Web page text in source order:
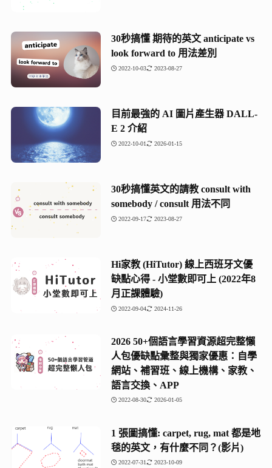
30秒搞懂 期待的英文 anticipate vs
look forward to 用法差別
2022-10-03 2023-08-27
目前最強的 AI 圖片產生器 DALL-
E 2 介紹
2022-10-01 2026-01-15
30秒搞懂英文的請教 consult with
somebody / consult 用法不同
2022-09-17 2023-08-27
Hi家教 (HiTutor) 線上西班牙文優
缺點心得 - 小堂數即可上 (2022年8
月正課體驗)
2022-09-04 2024-11-26
2026 50+個語言學習資源超完整懶
人包優缺點彙整與獨家優惠：自學
網站、補習班、線上機構、家教、
語言交換、APP
2022-08-30 2026-01-05
1 張圖搞懂: carpet, rug, mat 都是地
毯的英文，有什麼不同？(影片)
2022-07-31 2023-10-09